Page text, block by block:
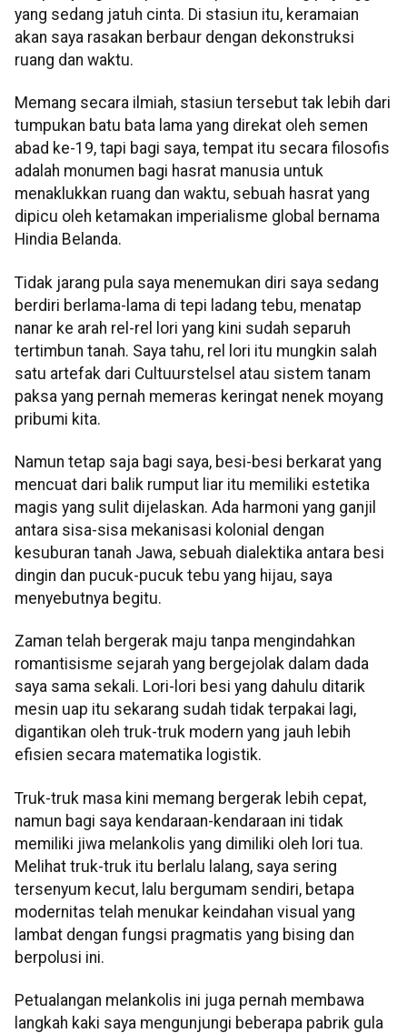
yang sedang jatuh cinta. Di stasiun itu, keramaian
akan saya rasakan berbaur dengan dekonstruksi
ruang dan waktu.
Memang secara ilmiah, stasiun tersebut tak lebih dari
tumpukan batu bata lama yang direkat oleh semen
abad ke-19, tapi bagi saya, tempat itu secara filosofis
adalah monumen bagi hasrat manusia untuk
menaklukkan ruang dan waktu, sebuah hasrat yang
dipicu oleh ketamakan imperialisme global bernama
Hindia Belanda.
Tidak jarang pula saya menemukan diri saya sedang
berdiri berlama-lama di tepi ladang tebu, menatap
nanar ke arah rel-rel lori yang kini sudah separuh
tertimbun tanah. Saya tahu, rel lori itu mungkin salah
satu artefak dari Cultuurstelsel atau sistem tanam
paksa yang pernah memeras keringat nenek moyang
pribumi kita.
Namun tetap saja bagi saya, besi-besi berkarat yang
mencuat dari balik rumput liar itu memiliki estetika
magis yang sulit dijelaskan. Ada harmoni yang ganjil
antara sisa-sisa mekanisasi kolonial dengan
kesuburan tanah Jawa, sebuah dialektika antara besi
dingin dan pucuk-pucuk tebu yang hijau, saya
menyebutnya begitu.
Zaman telah bergerak maju tanpa mengindahkan
romantisisme sejarah yang bergejolak dalam dada
saya sama sekali. Lori-lori besi yang dahulu ditarik
mesin uap itu sekarang sudah tidak terpakai lagi,
digantikan oleh truk-truk modern yang jauh lebih
efisien secara matematika logistik.
Truk-truk masa kini memang bergerak lebih cepat,
namun bagi saya kendaraan-kendaraan ini tidak
memiliki jiwa melankolis yang dimiliki oleh lori tua.
Melihat truk-truk itu berlalu lalang, saya sering
tersenyum kecut, lalu bergumam sendiri, betapa
modernitas telah menukar keindahan visual yang
lambat dengan fungsi pragmatis yang bising dan
berpolusi ini.
Petualangan melankolis ini juga pernah membawa
langkah kaki saya mengunjungi beberapa pabrik gula